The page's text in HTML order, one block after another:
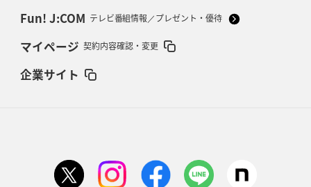
Fun! J:COM テレビ番組情報／プレゼント・優待
マイページ 契約内容確認・変更
企業サイト